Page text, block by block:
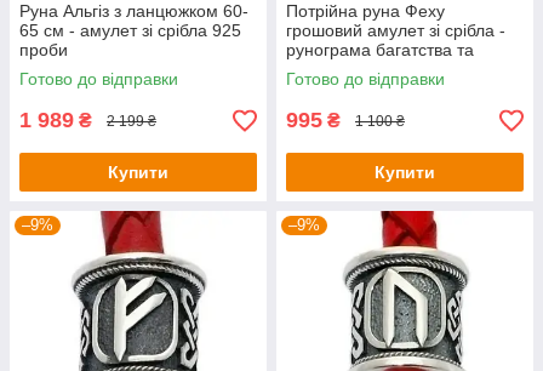
Руна Альгіз з ланцюжком 60-
65 см - амулет зі срібла 925
проби
Готово до відправки
1 989 ₴ 2 199 ₴
Купити
Потрійна руна Феху
грошовий амулет зі срібла -
рунограма багатства та
успіху
Готово до відправки
995 ₴ 1 100 ₴
Купити
–9% –9%